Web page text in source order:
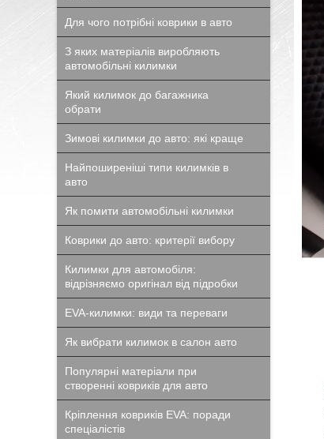
Для чого потрібні коврики в авто
З яких матеріалів виробляють
автомобільні килимки
Який килимок до багажника
обрати
Зимові килимки до авто: які краще
Найпоширеніші типи килимків в
авто
Як помити автомобільні килимки
Коврики до авто: критерії вибору
Килимки для автомобіля:
відрізняємо оригінал від підробки
EVA-килимки: види та переваги
Як вибрати килимок в салон авто
Популярні матеріали при
створенні ковриків для авто
Кріплення ковриків EVA: поради
спеціалістів